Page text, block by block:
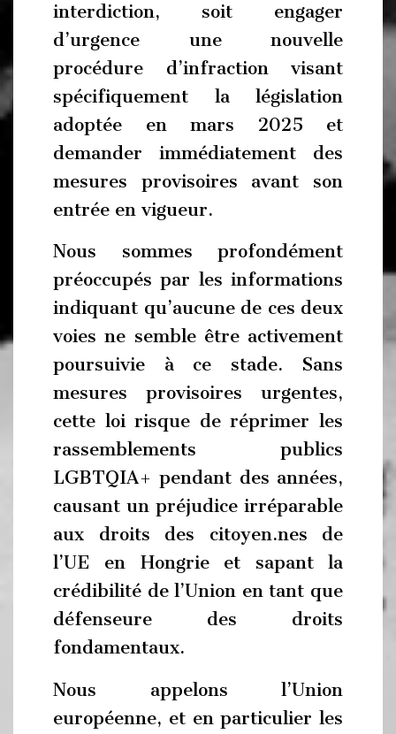
interdiction, soit engager
d’urgence une nouvelle
procédure d’infraction visant
spécifiquement la législation
adoptée en mars 2025 et
demander immédiatement des
mesures provisoires avant son
entrée en vigueur.
Nous sommes profondément
préoccupés par les informations
indiquant qu’aucune de ces deux
voies ne semble être activement
poursuivie à ce stade. Sans
mesures provisoires urgentes,
cette loi risque de réprimer les
rassemblements publics
LGBTQIA+ pendant des années,
causant un préjudice irréparable
aux droits des citoyen.nes de
l’UE en Hongrie et sapant la
crédibilité de l’Union en tant que
défenseure des droits
fondamentaux.
Nous appelons l’Union
européenne, et en particulier les